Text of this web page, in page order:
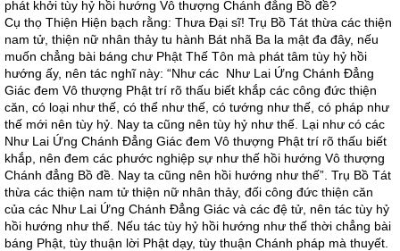
phát khởi tùy hỷ hồi hướng Vô thượng Chánh đẳng Bồ đề?
Cụ thọ Thiện Hiện bạch rằng: Thưa Ðại sĩ! Trụ Bồ Tát thừa các thiện
nam tử, thiện nữ nhân thảy tu hành Bát nhã Ba la mật đa đây, nếu
muốn chẳng bài báng chư Phật Thế Tôn mà phát tâm tùy hỷ hồi
hướng ấy, nên tác nghĩ này: “Như các Như Lai Ứng Chánh Ðẳng
Giác đem Vô thượng Phật trí rõ thấu biết khắp các công đức thiện
căn, có loại như thế, có thể như thế, có tướng như thế, có pháp như
thế mới nên tùy hỷ. Nay ta cũng nên tùy hỷ như thế. Lại như có các
Như Lai Ứng Chánh Ðẳng Giác đem Vô thượng Phật trí rõ thấu biết
khắp, nên đem các phước nghiệp sự như thế hồi hướng Vô thượng
Chánh đẳng Bồ đề. Nay ta cũng nên hồi hướng như thế”. Trụ Bồ Tát
thừa các thiện nam tử thiện nữ nhân thảy, đối công đức thiện căn
của các Như Lai Ứng Chánh Ðẳng Giác và các đệ tử, nên tác tùy hỷ
hồi hướng như thế. Nếu tác tùy hỷ hồi hướng như thế thời chẳng bài
báng Phật, tùy thuận lời Phật dạy, tùy thuận Chánh pháp mà thuyết.